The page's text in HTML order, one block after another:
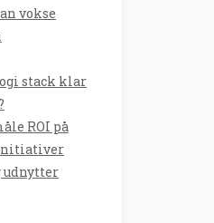
vokse
stack klar
ROI på
udnytter